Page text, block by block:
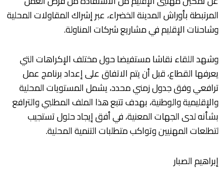
المرتبطة بأوراش المدينة الخضراء، عبر إشراك المقاولات المحلية
وشاحنات الإقليم في مشاريع شركات المناولة.
وشهد اللقاء نقاشا مستفيضا حول مختلف الإكراهات التي
يعرفها القطاع، قبل أن يتم الاتفاق على إعداد برنامج عمل
ترافعي وفق جدول زمني محدد، يشمل المستويات المحلية
والإقليمية والوطنية، بهدف تتبع هذا الملف المطلبي والترافع
بشأنه لدى الجهات المعنية، في أفق إيجاد حلول تستجيب
لتطلعات المهنيين وتواكب متطلبات التنمية المحلية.
إبراهيم الصبار